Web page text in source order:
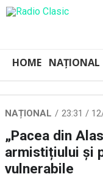
HOME NAȚIONAL
NAȚIONAL 23:31 /
„Pacea din
armistițiului și
vulnerabile